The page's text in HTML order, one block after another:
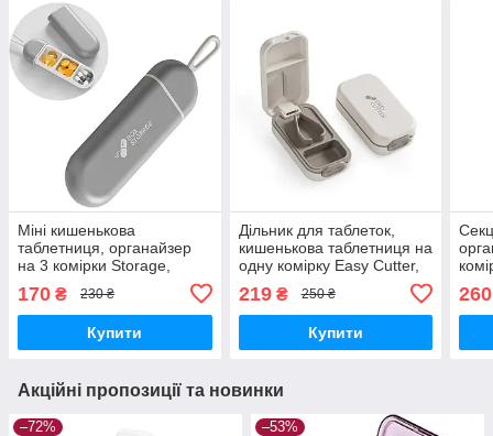
Міні кишенькова
таблетниця, органайзер
на 3 комірки Storage,
170 ₴ 230 ₴
Купити
Дільник для таблеток,
кишенькова таблетниця на
одну комірку Easy Cutter,
219₴ 250 ₴
Купити
260
Акційні пропозиції та новинки
–72% –53%